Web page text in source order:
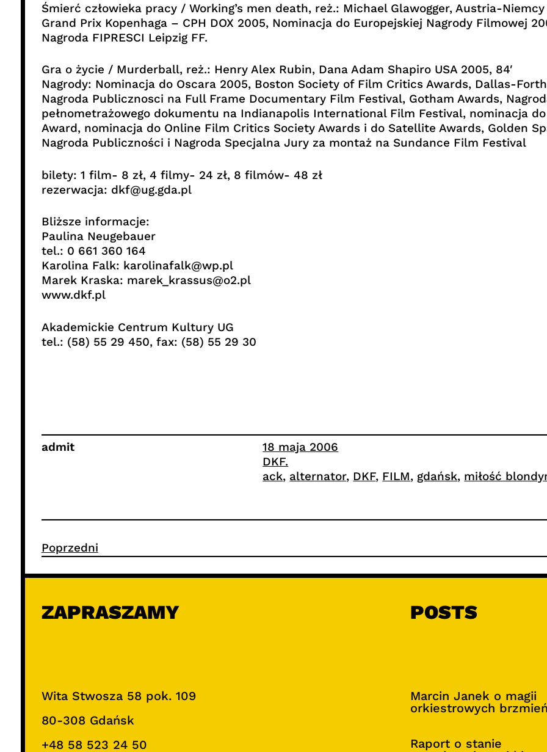
Śmierć człowieka pracy / Working’s men death, reż.: Michael Glawogger, Austria-Niemcy
Grand Prix Kopenhaga – CPH DOX 2005, Nominacja do Europejskiej Nagrody Filmowej
Nagroda FIPRESCI Leipzig FF.
Gra o życie / Murderball, reż.: Henry Alex Rubin, Dana Adam Shapiro USA 2005, 84′
Nagrody: Nominacja do Oscara 2005, Boston Society of Film Critics Awards, Dallas-
Nagroda Publicznosci na Full Frame Documentary Film Festival, Gotham Awards,
pełnometrażowego dokumentu na Indianapolis International Film Festival, nominacja
Award, nominacja do Online Film Critics Society Awards i do Satellite Awards, Golden
Nagroda Publiczności i Nagroda Specjalna Jury za montaż na Sundance Film Festival
bilety: 1 film- 8 zł, 4 filmy- 24 zł, 8 filmów- 48 zł
rezerwacja: dkf@ug.gda.pl
Bliższe informacje:
Paulina Neugebauer
tel.: 0 661 360 164
Karolina Falk: karolinafalk@wp.pl
Marek Kraska: marek_krassus@o2.pl
www.dkf.pl
Akademickie Centrum Kultury UG
tel.: (58) 55 29 450, fax: (58) 55 29 30
admit
18 maja 2006
DKF.
ack, alternator, DKF, FILM, gdańsk, miłość
Poprzedni
ZAPRASZAMY
Wita Stwosza 58 pok. 109
80-308 Gdańsk
+48 58 523 24 50
POSTS
Marcin Janek o magii
orkiestrowych brzmień
Raport o stanie